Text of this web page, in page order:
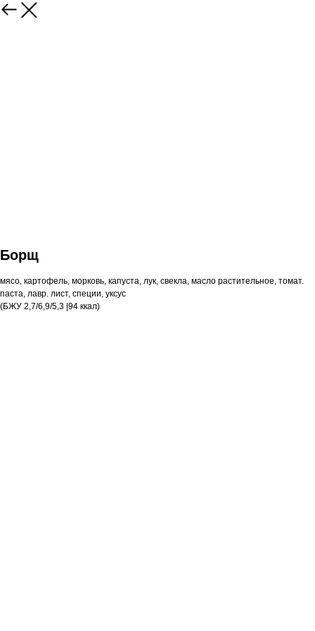
Борщ
мясо, картофель, морковь, капуста, лук, свекла, масло растительное, томат.
паста, лавр. лист, специи, уксус
(БЖУ 2,7/6,9/5,3 |94 ккал)